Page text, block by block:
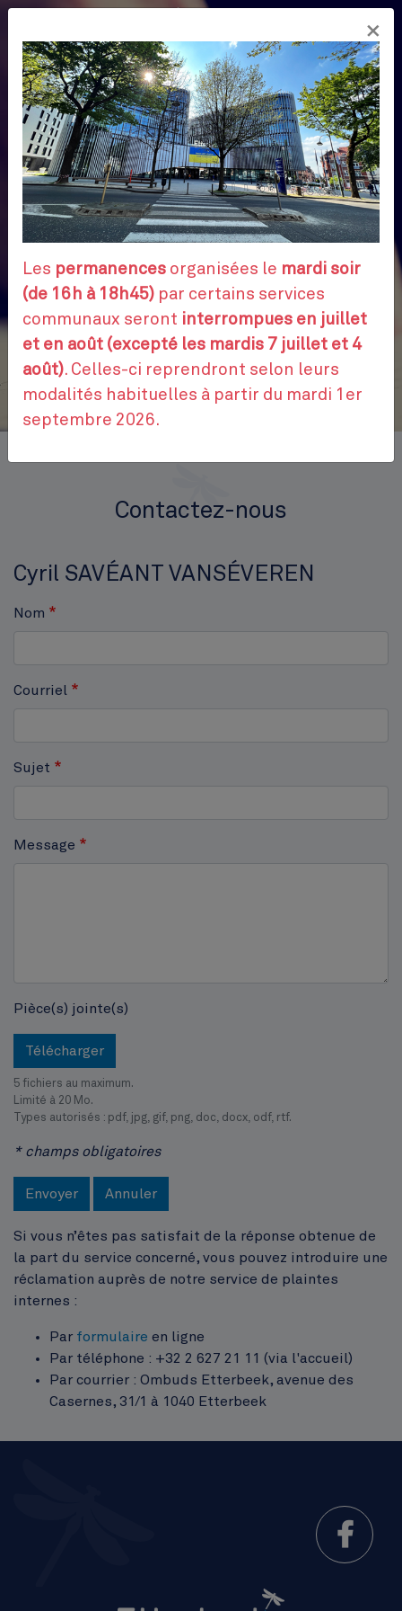
Aller
contenu
principal
FR
Contactez-nous
Cyril SAVÉANT VANSÉVEREN
Nom
Courriel
Sujet
Message
Pièce(s) jointe(s)
Télécharger
5 fichiers au maximum.
Limité à 20 Mo.
Types autorisés : pdf, jpg, gif, png, doc, docx, odf, rtf.
* champs obligatoires
Envoyer Annuler
Si vous n’êtes pas satisfait de la réponse obtenue de
la part du service concerné, vous pouvez introduire une
réclamation auprès de notre service de plaintes
internes :
Par formulaire en ligne
Par téléphone : +32 2 627 21 11 (via l'accueil)
Par courrier : Ombuds Etterbeek, avenue des
Casernes, 31/1 à 1040 Etterbeek
×
Les permanences organisées le mardi soir
(de 16h à 18h45) par certains services
communaux seront interrompues en juillet
et en août (excepté les mardis 7 juillet et 4
août). Celles-ci reprendront selon leurs
modalités habituelles à partir du mardi 1er
septembre 2026.